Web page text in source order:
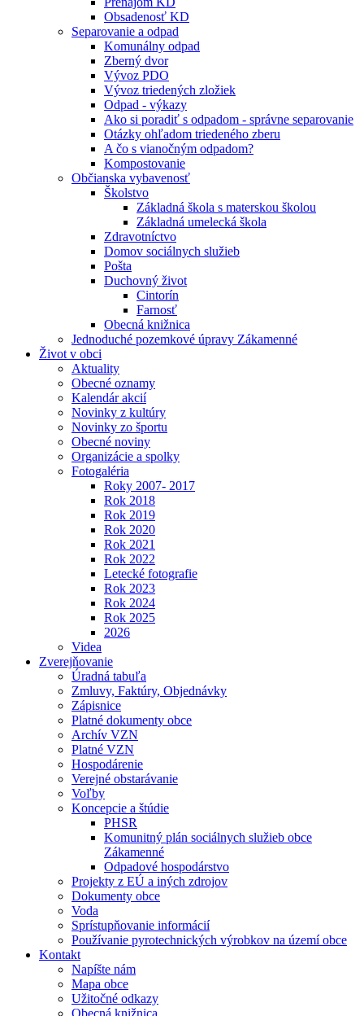
Obsadenosť KD
Separovanie a odpad
Komunálny odpad
Zberný dvor
Vývoz PDO
Vývoz triedených zložiek
Odpad - výkazy
Ako si poradiť s odpadom - správne separovanie
Otázky ohľadom triedeného zberu
A čo s vianočným odpadom?
Kompostovanie
Občianska vybavenosť
Školstvo
Základná škola s materskou školou
Základná umelecká škola
Zdravotníctvo
Domov sociálnych služieb
Pošta
Duchovný život
Cintorín
Farnosť
Obecná knižnica
Jednoduché pozemkové úpravy Zákamenné
Život v obci
Aktuality
Obecné oznamy
Kalendár akcií
Novinky z kultúry
Novinky zo športu
Obecné noviny
Organizácie a spolky
Fotogaléria
Roky 2007- 2017
Rok 2018
Rok 2019
Rok 2020
Rok 2021
Rok 2022
Letecké fotografie
Rok 2023
Rok 2024
Rok 2025
2026
Videa
Zverejňovanie
Úradná tabuľa
Zmluvy, Faktúry, Objednávky
Zápisnice
Platné dokumenty obce
Archív VZN
Platné VZN
Hospodárenie
Verejné obstarávanie
Voľby
Koncepcie a štúdie
PHSR
Komunitný plán sociálnych služieb obce
Zákamenné
Odpadové hospodárstvo
Projekty z EÚ a iných zdrojov
Dokumenty obce
Voda
Sprístupňovanie informácií
Používanie pyrotechnických výrobkov na území obce
Kontakt
Napíšte nám
Mapa obce
Užitočné odkazy
Obecná knižnica